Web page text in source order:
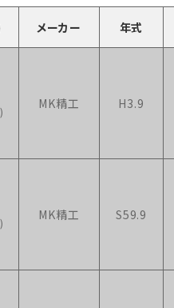
メーカー 年式
MK精工 H3.9
MK精工 S59.9